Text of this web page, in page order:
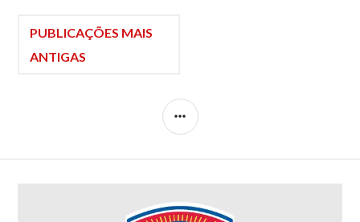
PUBLICAÇÕES MAIS
ANTIGAS